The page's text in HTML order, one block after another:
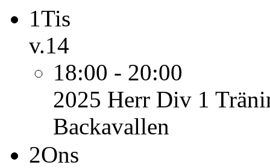
1Tis
v.14
18:00 - 20:00
2025 Herr Div 1
Backavallen
2Ons